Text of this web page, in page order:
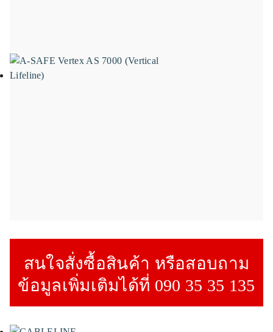
สนใจสั่งซื้อสินค้า หรือสอบถาม
ข้อมูลเพิ่มเติมได้ที่ 090 35 35 135